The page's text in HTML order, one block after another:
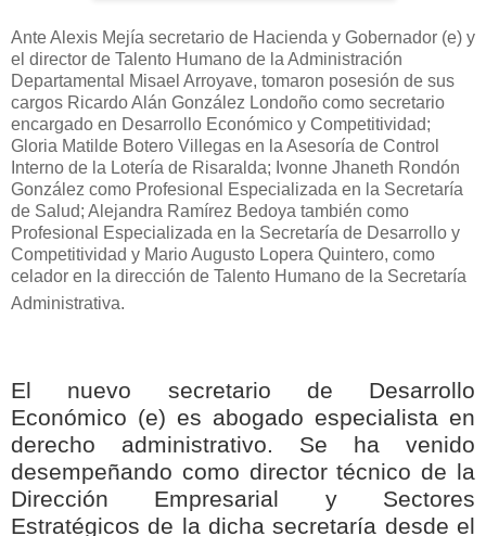
Ante Alexis Mejía secretario de Hacienda y Gobernador (e) y
el director de Talento Humano de la Administración
Departamental Misael Arroyave, tomaron posesión de sus
cargos Ricardo Alán González Londoño como secretario
encargado en Desarrollo Económico y Competitividad;
Gloria Matilde Botero Villegas en la Asesoría de Control
Interno de la Lotería de Risaralda; Ivonne Jhaneth Rondón
González como Profesional Especializada en la Secretaría
de Salud; Alejandra Ramírez Bedoya también como
Profesional Especializada en la Secretaría de Desarrollo y
Competitividad y Mario Augusto Lopera Quintero, como
celador en la dirección de Talento Humano de la Secretaría
Administrativa.
El nuevo secretario de Desarrollo
Económico (e) es abogado especialista en
derecho administrativo. Se ha venido
desempeñando como director técnico de la
Dirección Empresarial y Sectores
Estratégicos de la dicha secretaría desde el